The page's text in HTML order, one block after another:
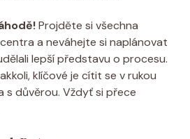
Projděte si všechna
a neváhejte si naplánovat
lepší představu o procesu.
klíčové je cítit se v rukou
s důvěrou. Vždyť si přece